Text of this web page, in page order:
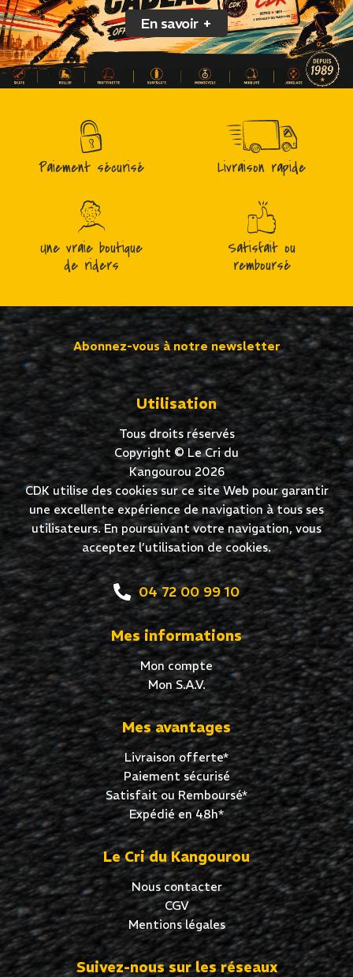
En savoir +
Paiement sécurisé Livraison rapide
Une vraie boutique
de riders
Satisfait ou
remboursé
Abonnez-vous à notre newsletter
Utilisation
Tous droits réservés
Copyright © Le Cri du
Kangourou 2026
CDK utilise des cookies sur ce site Web pour garantir
une excellente expérience de navigation à tous ses
utilisateurs. En poursuivant votre navigation, vous
acceptez l’utilisation de cookies.
04 72 00 99 10
Mes informations
Mon compte
Mon S.A.V.
Mes avantages
Livraison offerte*
Paiement sécurisé
Satisfait ou Remboursé*
Expédié en 48h*
Le Cri du Kangourou
Nous contacter
CGV
Mentions légales
Suivez-nous sur les réseaux